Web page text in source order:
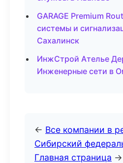
GARAGE Premium
системы и
Сахалинск
ИнжСтрой Ателье
Инженерные сети в
← Все компании в
Сибирский
Главная страница →